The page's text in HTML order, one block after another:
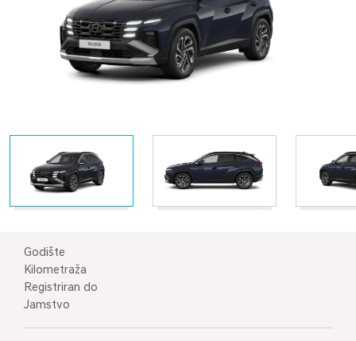
Godište
Kilometraža
Registriran do
Jamstvo